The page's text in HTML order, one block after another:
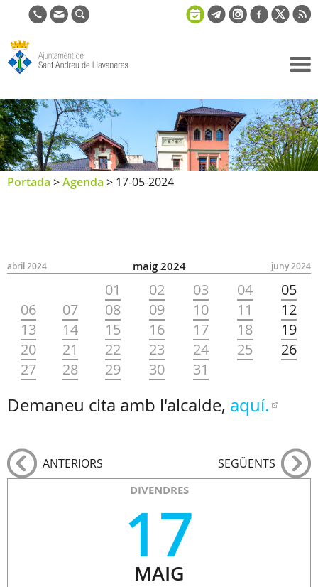
de Sant
Andreu de
Llavaneres
Portada >Agenda > 17-05-2024
abril 2024 juny 2024
maig 2024
01 02 03 04
05
06
07 08 09 10 11
12
13
14 15 16 17 18
19
20
21 22 23 24 25
26
27
28 29 30 31
Demaneu cita amb l'alcalde, aquí.
ANTERIORS SEGÜENTS
DIVENDRES
17
MAIG